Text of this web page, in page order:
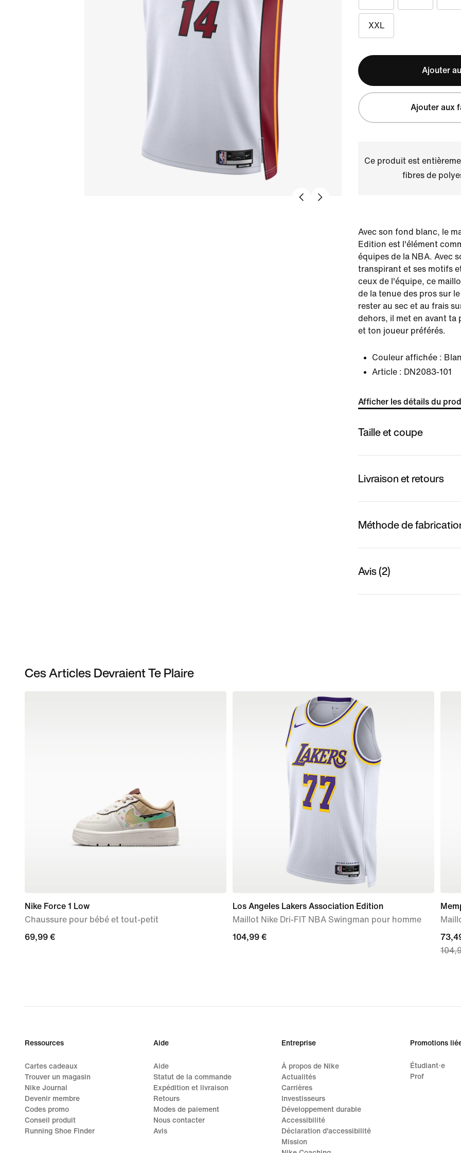
XXL
Ajouter
Ajouter aux
Ce produit est
fibres de
Avec son fond blanc, le
Edition est l'élément
équipes de la NBA. Avec
transpirant et ses motifs
ceux de l'équipe, ce
de la tenue des pros sur
rester au sec et au frais
dehors, il met en avant ta
et ton joueur préférés.
Couleur affichée :
Article : DN2083-101
Afficher les détails du
Taille et coupe
Livraison et retours
Méthode de
Avis (2)
Ces Articles Devraient Te Plaire
Nike Force 1 Low
Chaussure pour bébé et tout-petit
69,99 €
69,99 €
Los Angeles Lakers Association Edition
Maillot Nike Dri-FIT NBA Swingman pour homme
104,99 €
104,99 €
price
Ressources
Cartes cadeaux
Trouver un magasin
Nike Journal
Devenir membre
Codes promo
Conseil produit
Running Shoe Finder
Aide
Aide
Statut de la commande
Expédition et livraison
Retours
Modes de paiement
Nous contacter
Avis
Entreprise
À propos de Nike
Actualités
Carrières
Investisseurs
Développement durable
Accessibilité
Déclaration d'accessibilité
Mission
Promotions
Étudiant·e
Prof